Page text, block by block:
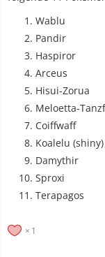
Wablu
Pandir
Haspiror
Arceus
Hisui-Zorua
Meloetta-
Coiffwaff
Koalelu (shiny)
Damythir
Sproxi
Terapagos
1